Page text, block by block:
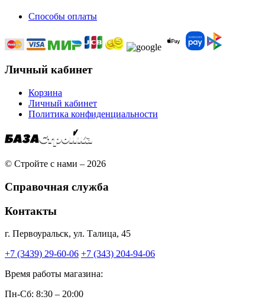
Способы оплаты
Личный кабинет
Корзина
Личный кабинет
Политика конфиденциальности
© Стройте с нами – 2026
Справочная служба
Контакты
г. Первоуральск, ул. Талица, 45
+7 (3439) 29-60-06 +7 (343) 204-94-06
Время работы магазина:
Пн-Сб: 8:30 – 20:00